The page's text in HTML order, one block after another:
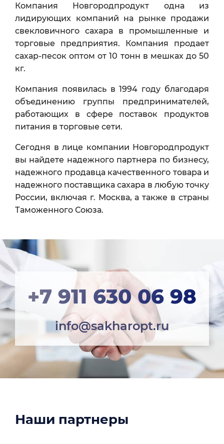
Компания Новгородпродукт одна из
лидирующих компаний на рынке продажи
свекловичного сахара в промышленные и
торговые предприятия. Компания продает
сахар-песок оптом от 10 тонн в мешках до 50
кг.
Компания появилась в 1994 году благодаря
объединению группы предпринимателей,
работающих в сфере поставок продуктов
питания в торговые сети.
Сегодня в лице компании Новгородпродукт
вы найдете надежного партнера по бизнесу,
надежного продавца качественного товара и
надежного поставщика сахара в любую точку
России, включая г. Москва, а также в страны
Таможенного Союза.
+7 911 630 06 98
info@sakharopt.ru
Наши партнеры